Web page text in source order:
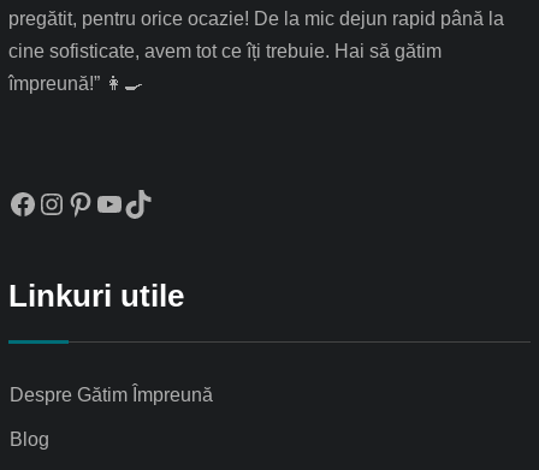
pregătit, pentru orice ocazie! De la mic dejun rapid până la
cine sofisticate, avem tot ce îți trebuie. Hai să gătim
împreună!” 👩‍🍳
Linkuri utile
Despre Gătim Împreună
Blog